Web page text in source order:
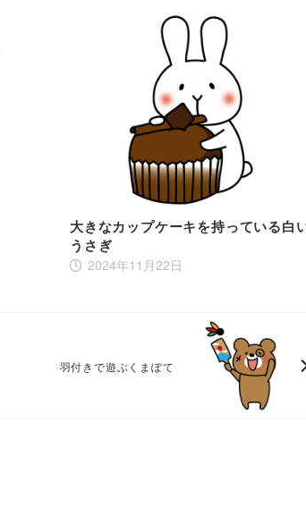
大きなカップケーキを持っている白
うさぎ
2024年11月22日
羽付きで遊ぶくまぽて